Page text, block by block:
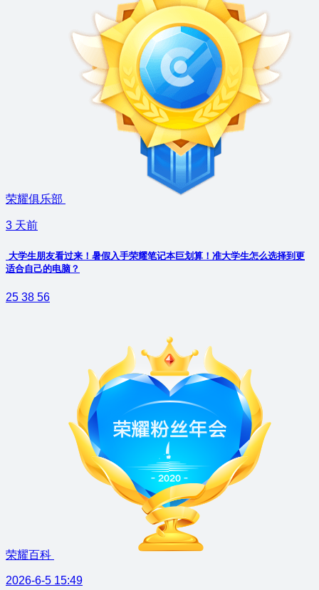
荣耀俱乐部
3 天前
大学生朋友看过来！暑假入手荣耀笔记本巨划算！准大学生怎么选择到更
适合自己的电脑？
25 38 56
荣耀百科
2026-6-5 15:49